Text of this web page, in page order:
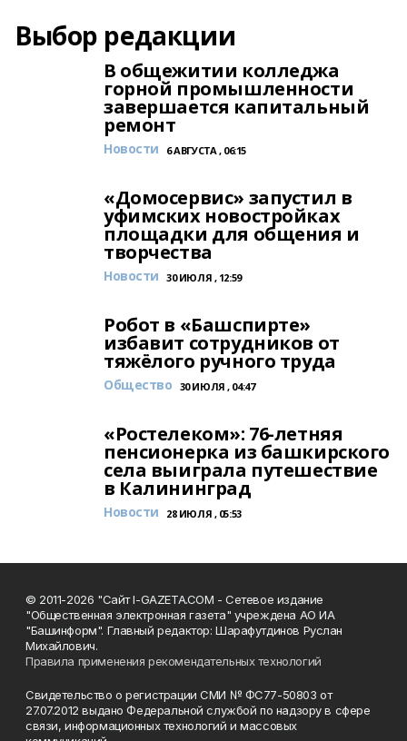
Выбор редакции
В общежитии колледжа
горной промышленности
завершается капитальный
ремонт
Новости 6 АВГУСТА , 06:15
«Домосервис» запустил в
уфимских новостройках
площадки для общения и
творчества
Новости 30 ИЮЛЯ , 12:59
Робот в «Башспирте»
избавит сотрудников от
тяжёлого ручного труда
Общество 30 ИЮЛЯ , 04:47
«Ростелеком»: 76-летняя
пенсионерка из башкирского
села выиграла путешествие
в Калининград
Новости 28 ИЮЛЯ , 05:53
© 2011-2026 "Сайт I-GAZETA.COM - Сетевое издание
"Общественная электронная газета" учреждена АО ИА
"Башинформ". Главный редактор: Шарафутдинов Руслан
Михайлович.
Правила применения рекомендательных технологий
Свидетельство о регистрации СМИ № ФС77-50803 от
27.07.2012 выдано Федеральной службой по надзору в сфере
связи, информационных технологий и массовых